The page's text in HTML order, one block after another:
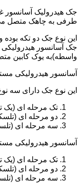
جک هیدرولیک آسانسور
طرفی به چاهک متصل
این نوع جک دو تکه
جک آسانسور
واسطه)به یوک کابین
آسانسور هیدرولیکی
این نوع جک دارای سه
تک مرحله ای (یک
دو مرحله ای
سه مرحله ای
آسانسور هیدرولیکی
تک مرحله ای (یک
دو مرحله ای
سه مرحله ای